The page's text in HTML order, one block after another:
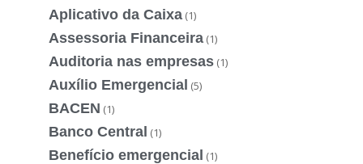
Aplicativo da Caixa (1)
Assessoria Financeira (1)
Auditoria nas empresas (1)
Auxílio Emergencial (5)
BACEN (1)
Banco Central (1)
Benefício emergencial (1)